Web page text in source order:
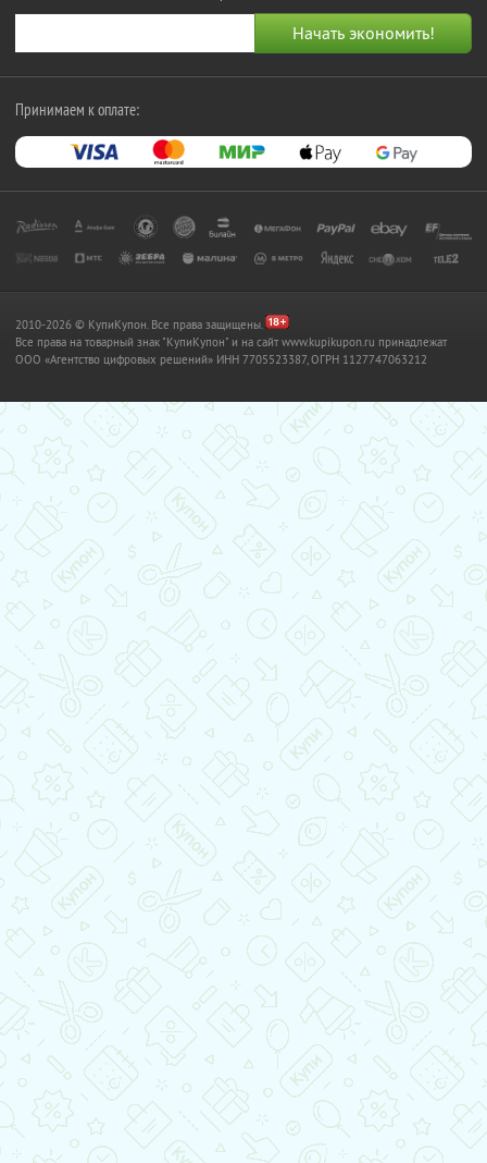
Принимаем к оплате:
2010-2026 © КупиКупон. Все права защищены.
Все права на товарный знак "КупиКупон" и на сайт www.kupikupon.ru принадлежат
OOO «Агентство цифровых решений» ИНН 7705523387, ОГРН 1127747063212